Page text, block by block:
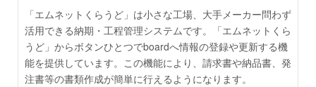
「エムネットくらうど」は小さな工場、大手メーカー問わず
活用できる納期・工程管理システムです。「エムネットくら
うど」からボタンひとつでboardへ情報の登録や更新する機
能を提供しています。この機能により、請求書や納品書、発
注書等の書類作成が簡単に行えるようになります。